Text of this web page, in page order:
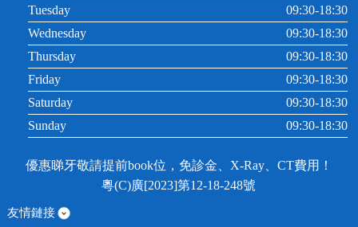
Tuesday
09:30-18:30
Wednesday
09:30-18:30
Thursday
09:30-18:30
Friday
09:30-18:30
Saturday
09:30-18:30
Sunday
09:30-18:30
優惠睇牙敬請提前book位，免診金、X-Ray、CT費用！
粵(C)廣[2023]第12-18-248號
友情鏈接